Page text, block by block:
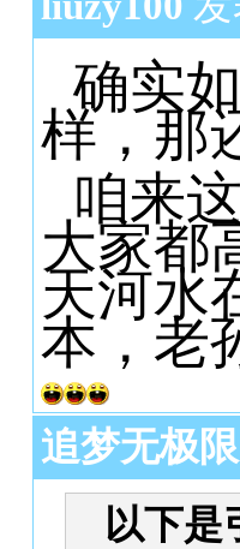
确实
样，那
咱来
大家都
天河水
本，老
追梦无极限
以下是